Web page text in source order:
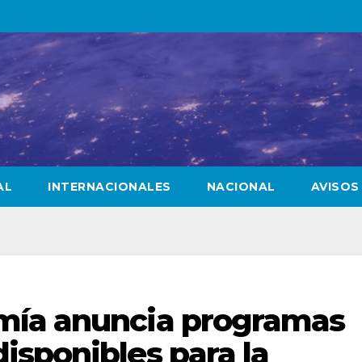
INTERNACIONALES NACIONAL
anuncia programas
para la